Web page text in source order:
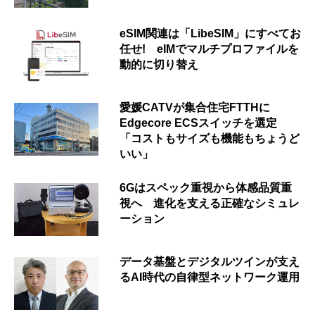
eSIM関連は「LibeSIM」にすべてお
任せ! eIMでマルチプロファイルを
動的に切り替え
愛媛CATVが集合住宅FTTHに
Edgecore ECSスイッチを選定
「コストもサイズも機能もちょうど
いい」
6Gはスペック重視から体感品質重
視へ 進化を支える正確なシミュレ
ーション
データ基盤とデジタルツインが支え
るAI時代の自律型ネットワーク運用